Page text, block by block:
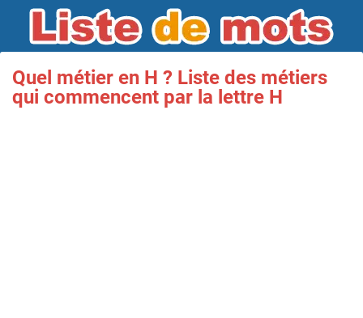
Quel métier en H ? Liste des métiers
qui commencent par la lettre H